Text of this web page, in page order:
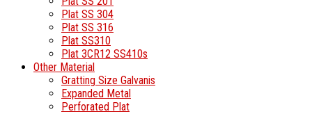
Plat SS 304
Plat SS 316
Plat SS310
Plat 3CR12 SS410s
Other Material
Gratting Size Galvanis
Expanded Metal
Perforated Plat